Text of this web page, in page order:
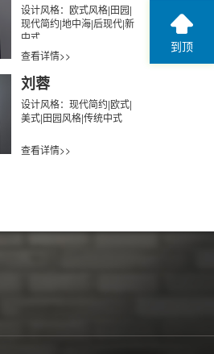
设计风格：欧式风格|田园|
现代简约|地中海|后现代|新
中式
查看详情>>
刘蓉
设计风格：现代简约|欧式|
美式|田园风格|传统中式
查看详情>>
到顶